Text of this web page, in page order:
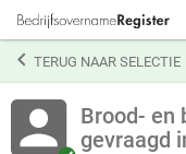
TERUG NAAR SELECTIE
Brood- en
gevraagd